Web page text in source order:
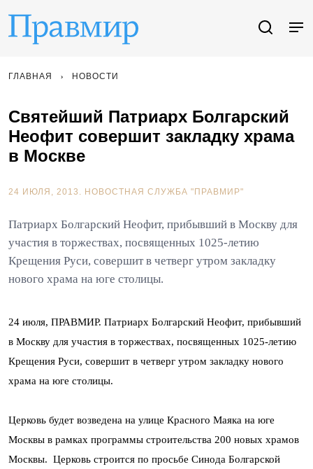
ГЛАВНАЯ НОВОСТИ
Святейший Патриарх Болгарский
Неофит совершит закладку храма
в Москве
24 ИЮЛЯ, 2013. НОВОСТНАЯ СЛУЖБА "ПРАВМИР"
Патриарх Болгарский Неофит, прибывший в Москву для
участия в торжествах, посвященных 1025-летию
Крещения Руси, совершит в четверг утром закладку
нового храма на юге столицы.
24 июля, ПРАВМИР. Патриарх Болгарский Неофит, прибывший
в Москву для участия в торжествах, посвященных 1025-летию
Крещения Руси, совершит в четверг утром закладку нового
храма на юге столицы.
Церковь будет возведена на улице Красного Маяка на юге
Москвы в рамках программы строительства 200 новых храмов
Москвы. Церковь строится по просьбе Синода Болгарской